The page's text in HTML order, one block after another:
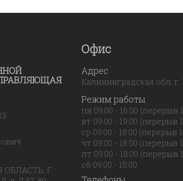
ОБЛАСТЬ, Г.
Офис
Адрес
Калининградская обл, г.
Режим работы
пн 09:00 - 16:00 (перерыв
вт 09:00 - 19:00 (перерыв
ср 09:00 - 18:00 (перерыв
чт 09:00 - 18:00 (перерыв
пт 09:00 - 18:00 (перерыв
сб 09:00 - 15:00